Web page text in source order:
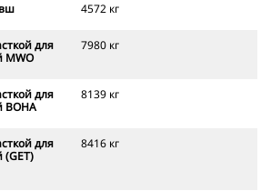
4572 кг
для
MWO
7980 кг
для
BOHA
8139 кг
для
8416 кг